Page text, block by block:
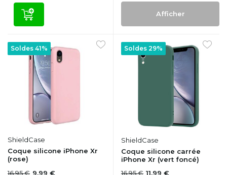
Afficher
Soldes 41%
ShieldCase
Coque silicone iPhone Xr
(rose)
16,95 € 9,99 €
Soldes 29%
ShieldCase
Coque silicone carrée
iPhone Xr (vert foncé)
16,95 € 11,99 €